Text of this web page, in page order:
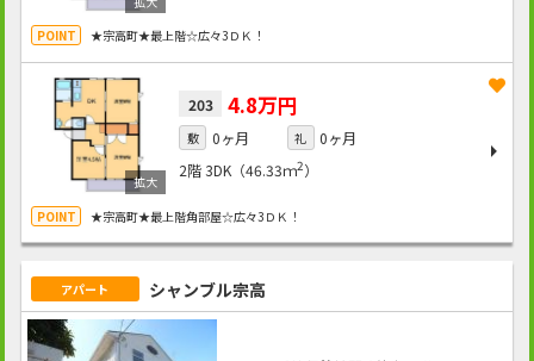
★宗高町★最上階☆広々3ＤＫ！
203 4.8万円
敷 0ヶ月 礼
0ヶ月
2階3DK（46.33ｍ2）
★宗高町★最上階角部屋☆広々3ＤＫ！
アパート シャンブル宗高